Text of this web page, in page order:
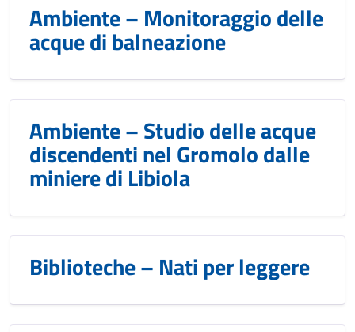
Ambiente – Monitoraggio delle
acque di balneazione
Ambiente – Studio delle acque
discendenti nel Gromolo dalle
miniere di Libiola
Biblioteche – Nati per leggere